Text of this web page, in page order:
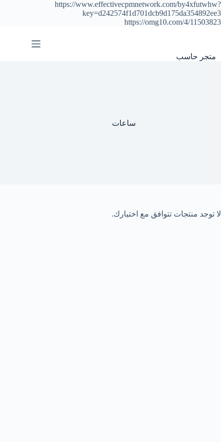
https://www.effectivecpmnetwork.com/by4xfutwhw?
key=d242574f1d701dcb9d175da354892ee3
https://omg10.com/4/11503823التجاوز
متجر حاسب
ساعات
لا توجد منتجات تتوافق مع اختيارك.